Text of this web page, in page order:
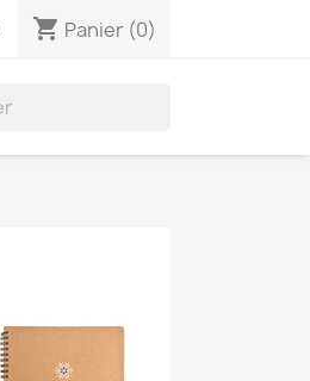
shopping_cart Panier (0)